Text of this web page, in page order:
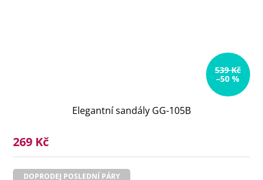
539 Kč
–50 %
Elegantní sandály GG-105B
269 Kč
DOPRODEJ POSLEDNÍ PÁRY